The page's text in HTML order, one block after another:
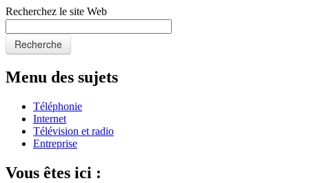
Recherchez le site Web
Recherche
Menu des sujets
Téléphonie
Internet
Télévision et radio
Entreprise
Vous êtes ici :